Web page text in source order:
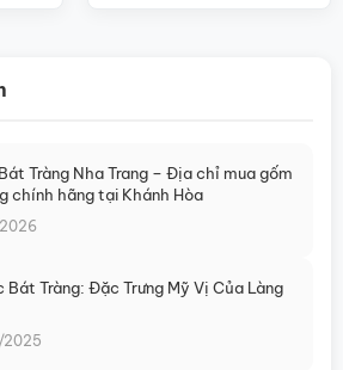
Tràng Nha Trang – Địa chỉ mua gốm
chính hãng tại Khánh Hòa
Bát Tràng: Đặc Trưng Mỹ Vị Của Làng